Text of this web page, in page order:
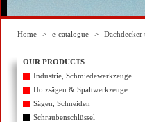
Home > e-catalogue > Dachdecker
OUR PRODUCTS
Industrie, Schmiedewerkzeuge
Holzsägen & Spaltwerkzeuge
Sägen, Schneiden
Schraubenschlüssel